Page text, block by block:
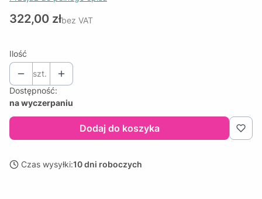
Cena
322,00 złbez VAT
Ilość
szt.
Dostępność:
na wyczerpaniu
Dodaj do koszyka
Czas wysyłki:10 dni roboczych